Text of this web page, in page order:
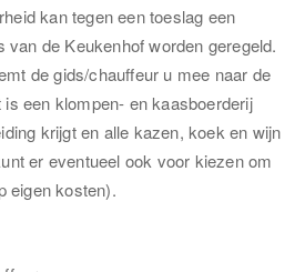
kan tegen een toeslag een
van de Keukenhof worden geregeld.
de gids/chauffeur u mee naar de
een klompen- en kaasboerderij
krijgt en alle kazen, koek en wijn
er eventueel ook voor kiezen om
eigen kosten).